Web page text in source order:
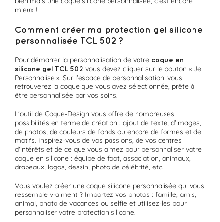
mieux !
Comment créer ma protection gel silicone
personnalisée TCL 502 ?
Pour démarrer la personnalisation de votre coque en
silicone gel TCL 502 vous devez cliquer sur le bouton « Je
Personnalise ». Sur l'espace de personnalisation, vous
retrouverez la coque que vous avez sélectionnée, prête à
être personnalisée par vos soins.
L'outil de Coque-Design vous offre de nombreuses
possibilités en terme de création : ajout de texte, d'images,
de photos, de couleurs de fonds ou encore de formes et de
motifs. Inspirez-vous de vos passions, de vos centres
d'intérêts et de ce que vous aimez pour personnaliser votre
coque en silicone : équipe de foot, association, animaux,
drapeaux, logos, dessin, photo de célébrité, etc.
Vous voulez créer une coque silicone personnalisée qui vous
ressemble vraiment ? Importez vos photos : famille, amis,
animal, photo de vacances ou selfie et utilisez-les pour
personnaliser votre protection silicone.